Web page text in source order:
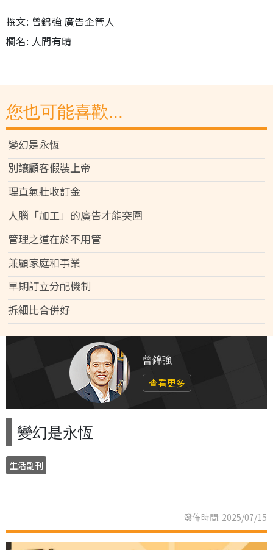
撰文: 曾錦強 廣告企管人
欄名: 人間有晴
您也可能喜歡...
變幻是永恆
別讓顧客假裝上帝
理直氣壯收訂金
人腦「加工」的廣告才能突圍
管理之道在於不用管
兼顧家庭和事業
早期訂立分配機制
拆細比合併好
曾錦強
查看更多
變幻是永恆
生活副刊
發佈時間: 2025/07/15